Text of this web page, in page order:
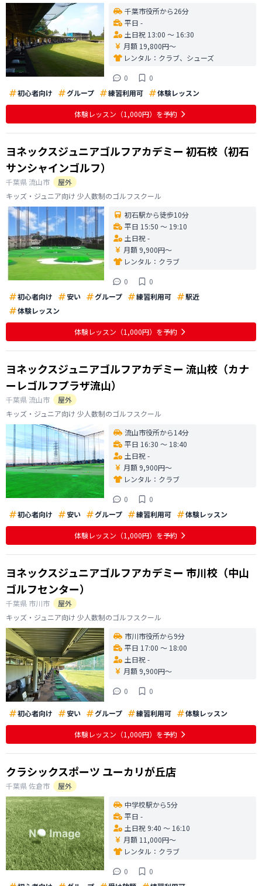
千葉市役所から26分
平日 -
土日祝 13:00 〜 16:30
月額 19,800円〜
レンタル： クラブ、シューズ
0
0
初心者向け
グループ 練習利用可 体験レッスン
体験レッスン （1,000円） を予約
ヨネックスジュニアゴルフアカデミー 初石校（初石
サンシャインゴルフ）
千葉県 流山市
屋外
キッズ・ジュニア向け 少人数制のゴルフスクール
初石駅から徒歩10分
平日 15:50 〜 19:10
土日祝 -
月額 9,900円〜
レンタル： クラブ
0
0
初心者向け
安い グループ 練習利用可
駅近
体験レッスン
体験レッスン （1,000円） を予約
ヨネックスジュニアゴルフアカデミー 流山校（カナ
ーレゴルフプラザ流山）
千葉県 流山市
屋外
キッズ・ジュニア向け 少人数制のゴルフスクール
流山市役所から14分
平日 16:30 〜 18:40
土日祝 -
月額 9,900円〜
レンタル： クラブ
0
0
初心者向け
安い グループ 練習利用可 体験レッスン
体験レッスン （1,000円） を予約
ヨネックスジュニアゴルフアカデミー 市川校（中山
ゴルフセンター）
千葉県 市川市
屋外
キッズ・ジュニア向け 少人数制のゴルフスクール
市川市役所から9分
平日 17:00 〜 18:00
土日祝 -
月額 9,900円〜
0
0
初心者向け 安い グループ 練習利用可 体験レッスン
体験レッスン （1,000円） を予約
クラシックスポーツ ユーカリが丘店
千葉県佐倉市
屋外
中学校駅から5分
平日 -
土日祝 9:40 〜 16:10
月額 11,000円〜
レンタル： クラブ
0
0